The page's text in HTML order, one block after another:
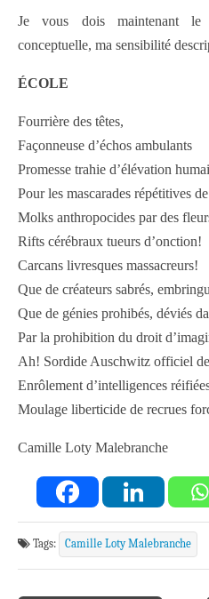
Je vous dois maintenant
conceptuelle, ma sensibilité
ÉCOLE
Fourrière des têtes,
Façonneuse d’échos ambulants
Promesse trahie d’élévation
Pour les mascarades répétitives
Molks anthropocides par des
Rifts cérébraux tueurs d’onction!
Carcans livresques massacreurs!
Que de créateurs sabrés,
Que de génies prohibés, déviés
Par la prohibition du droit
Ah! Sordide Auschwitz officiel
Enrôlement d’intelligences
Moulage liberticide de recrues
Camille Loty Malebranche
Tags: Camille Loty Malebranche